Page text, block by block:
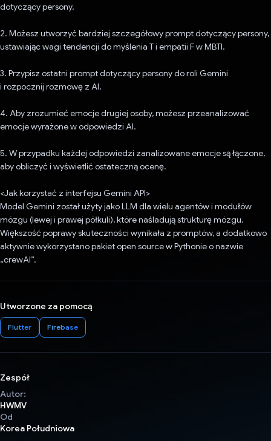
dotyczący persony.
2. Możesz utworzyć bardziej szczegółowy prompt dotyczący persony,
ustawiając wagi tendencji do myślenia T i empatii F w MBTI.
3. Przypisz ostatni prompt dotyczący persony do roli Gemini
i rozpocznij rozmowę z AI.
4. Aby zrozumieć emocje drugiej osoby, możesz przeanalizować
emocje wyrażone w odpowiedzi AI.
5. W przypadku każdej odpowiedzi zanalizowane emocje są łączone,
aby obliczyć i wyświetlić ostateczną ocenę.
<Jak korzystać z interfejsu Gemini API>
Model Gemini został użyty jako LLM dla wielu agentów i modułów
mózgu (lewej i prawej półkuli), które naśladują strukturę mózgu.
Większość poprawy skuteczności wynikała z promptów, a dodatkowo
aktywnie wykorzystano pakiet open source w Pythonie o nazwie
„crewAI”.
Utworzone za pomocą
Flutter Firebase
Zespół
Autor:
HWMV
Od
Korea Południowa